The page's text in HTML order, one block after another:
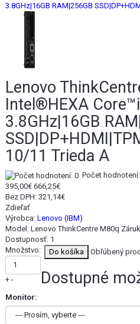
Lenovo
Intel®HEXA
3.8GHz|16GB
10/11 Trieda A
Počet
395,00€ 666,25€
Bez DPH: 321,14€
Zdieľať
Výrobca: Lenovo (IBM)
Model: Lenovo ThinkCentre M80q
Dostupnosť: 1
Množstvo:
+ -
Obľúbený
Dostupné
Monitor: